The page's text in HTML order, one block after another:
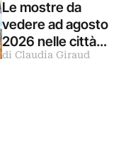
Roma
Le mostre da
vedere ad agosto
2026 nelle città
d’arte europee
di Claudia Giraud